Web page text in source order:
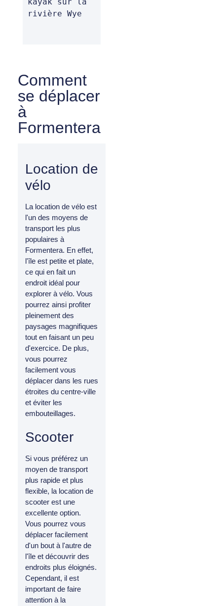
rivière Wye
Comment
se déplacer
à
Formentera
Location de
vélo
La location de vélo est
l'un des moyens de
transport les plus
populaires à
Formentera. En effet,
l'île est petite et plate,
ce qui en fait un
endroit idéal pour
explorer à vélo. Vous
pourrez ainsi profiter
pleinement des
paysages magnifiques
tout en faisant un peu
d'exercice. De plus,
vous pourrez
facilement vous
déplacer dans les rues
étroites du centre-ville
et éviter les
embouteillages.
Scooter
Si vous préférez un
moyen de transport
plus rapide et plus
flexible, la location de
scooter est une
excellente option.
Vous pourrez vous
déplacer facilement
d'un bout à l'autre de
l'île et découvrir des
endroits plus éloignés.
Cependant, il est
important de faire
attention à la